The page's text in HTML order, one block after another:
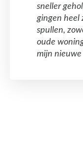
sneller
gingen heel
spullen,
oude
mijn nieuwe